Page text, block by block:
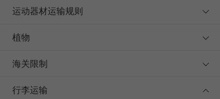
运动器材运输规则
植物
海关限制
行李运输